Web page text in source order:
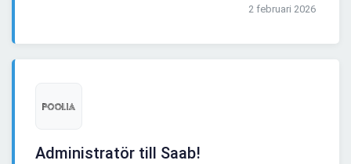
2 februari 2026
Administratör till Saab!